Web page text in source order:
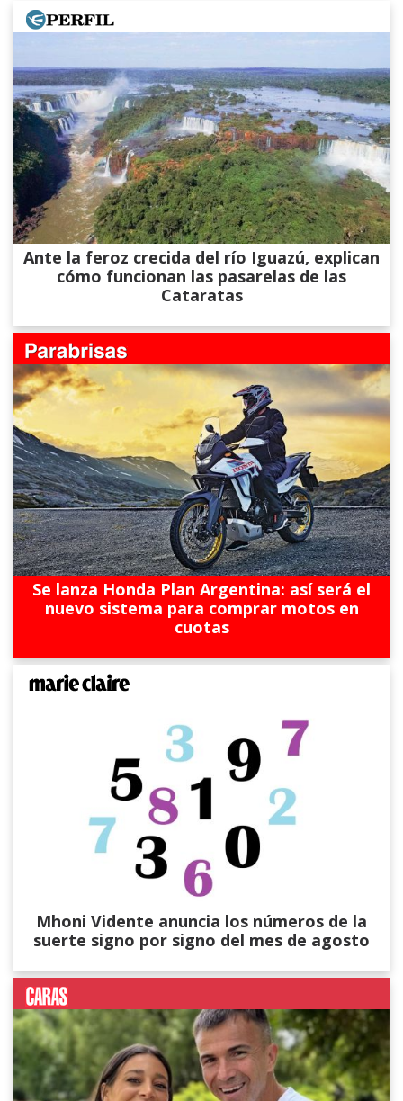
Ante la feroz crecida del río Iguazú, explican
cómo funcionan las pasarelas de las
Cataratas
Se lanza Honda Plan Argentina: así será el
nuevo sistema para comprar motos en
cuotas
Mhoni Vidente anuncia los números de la
suerte signo por signo del mes de agosto